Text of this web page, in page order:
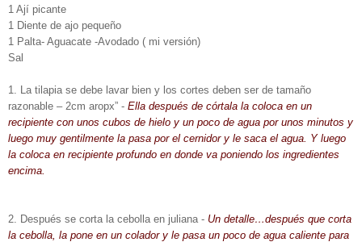
1 Ají picante
1 Diente de ajo pequeño
1 Palta- Aguacate -Avodado ( mi versión)
Sal
1. La tilapia se debe lavar bien y los cortes deben ser de tamaño
razonable – 2cm aropx” - Ella después de córtala la coloca en un
recipiente con unos cubos de hielo y un poco de agua por unos minutos y
luego muy gentilmente la pasa por el cernidor y le saca el agua. Y luego
la coloca en recipiente profundo en donde va poniendo los ingredientes
encima.
2. Después se corta la cebolla en juliana - Un detalle…después que corta
la cebolla, la pone en un colador y le pasa un poco de agua caliente para